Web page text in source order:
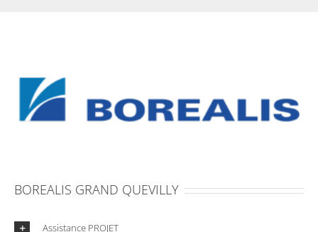
BOREALIS GRAND QUEVILLY
Assistance PROJET